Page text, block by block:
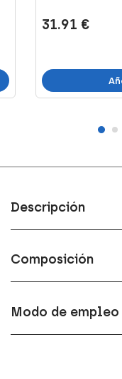
31.91 €
Descripción
Composición
Modo de empleo